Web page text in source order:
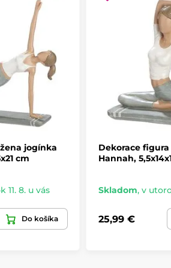
jogínka
cm
11. 8. u vás
Do košíka
Dekorace
Hannah,
Skladom, v
25,99 €